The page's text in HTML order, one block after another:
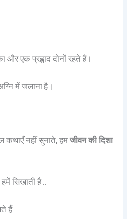
और एक प्रह्लाद दोनों रहते हैं।
में जलाना है।
कथाएँ नहीं सुनाते, हमजीवन की दिशा
सिखाती है…
हैं